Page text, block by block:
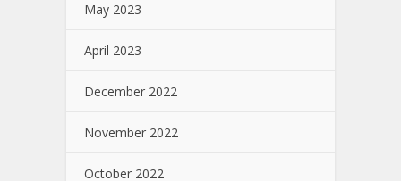
May 2023
April 2023
December 2022
November 2022
October 2022